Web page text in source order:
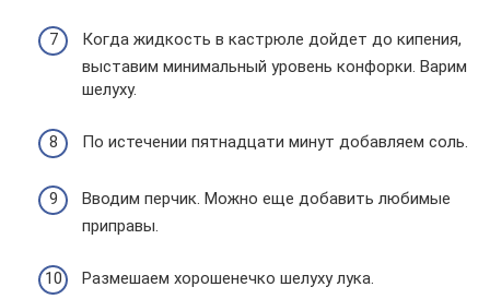
Когда жидкость в кастрюле дойдет до кипения,
выставим минимальный уровень конфорки. Варим
шелуху.
По истечении пятнадцати минут добавляем соль.
Вводим перчик. Можно еще добавить любимые
приправы.
Размешаем хорошенечко шелуху лука.